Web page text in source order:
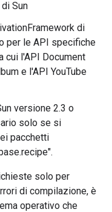
Sun
di
per le API specifiche
cui l'API Document
e l'API YouTube
versione 2.3 o
solo se si
pacchetti
solo per
di compilazione, è
operativo che